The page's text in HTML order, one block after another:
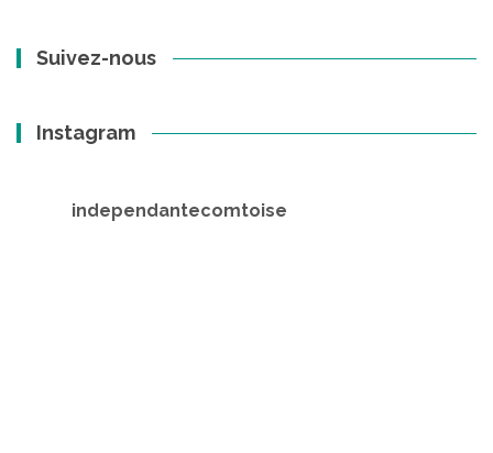
Suivez-nous
Instagram
independantecomtoise